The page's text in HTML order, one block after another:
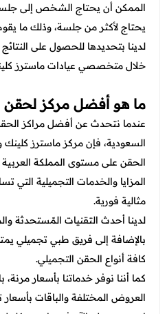
الممكن أن يحتاج الشخص إلى
يحتاج لأكثر من جلسة، وذلك ما
لدينا بتحديدها للحصول على
خلال متخصصي عيادات ماسترز
ما هو أفضل مركز لحقن
عندما نتحدث عن أفضل مراكز
السعودية، فإن مركز ماسترز
الحقن على مستوى المملكة العربية
المزايا والخدمات التجميلية
مثالية فورية.
لدينا أحدث التقنيات المًستحدثة
بالإضافة إلى فريق طبي تجميلي
كافة أنواع الحقن التجميلي.
كما أننا نوفر خدماتنا بأسعار مرنة،
العروض المختلفة والباقات بأسعار